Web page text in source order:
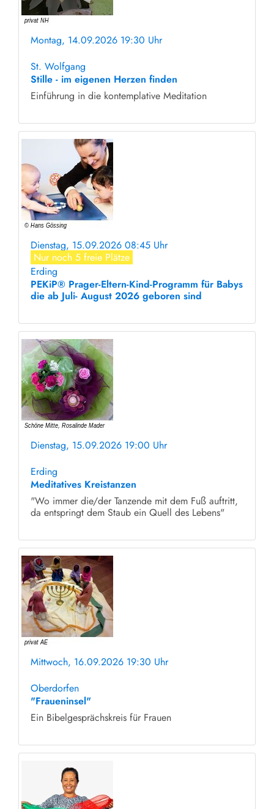
Montag, 14.09.2026 19:30 Uhr
St. Wolfgang
Stille - im eigenen Herzen finden
Einführung in die kontemplative Meditation
Dienstag, 15.09.2026 08:45 Uhr
Nur noch 5 freie Plätze
Erding
PEKiP® Prager-Eltern-Kind-Programm für Babys
die ab Juli- August 2026 geboren sind
Dienstag, 15.09.2026 19:00 Uhr
Erding
Meditatives Kreistanzen
"Wo immer die/der Tanzende mit dem Fuß auftritt,
da entspringt dem Staub ein Quell des Lebens"
Mittwoch, 16.09.2026 19:30 Uhr
Oberdorfen
"Fraueninsel"
Ein Bibelgesprächskreis für Frauen